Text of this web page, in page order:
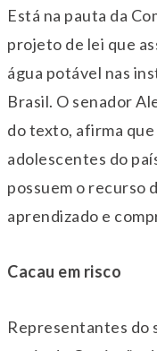
Está na pauta da
projeto de lei que
água potável nas
Brasil. O senador
do texto, afirma que
adolescentes do
possuem o recurso
aprendizado e
Cacau em risco
Representantes do